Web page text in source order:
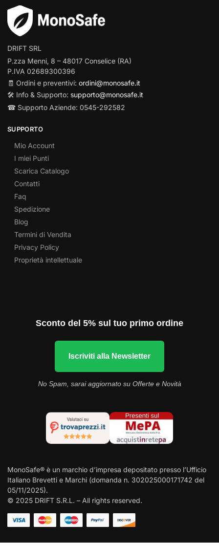
DRIFT SRL
P.zza Menni, 8 – 48017 Conselice (RA)
P.IVA 02689300396
🧾 Ordini e preventivi: ordini@monosafe.it
🛠️ Info & Supporto: supporto@monosafe.it
☎ Supporto Aziende: 0545-292582
SUPPORTO
Mio Account
I miei Punti
Scarica Catalogo
Contatti
Faq
Spedizione
Blog
Termini di Vendita
Privacy Policy
Proprietà intellettuale
Sconto del 5% sul tuo primo ordine
Iscriviti alla Newsletter
No Spam, sarai aggiornato su Offerte e Novità
MonoSafe® è un marchio d’impresa depositato presso l’Ufficio
Italiano Brevetti e Marchi (domanda n. 302025000171742 del
05/11/2025).
© 2025 DRIFT S.R.L. – All rights reserved.